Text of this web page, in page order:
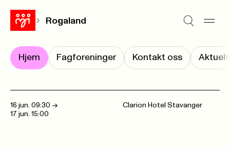
Rogaland
Hjem Fagforeninger Kontakt oss Aktuelt
16 jun. 09:30 ->
17 jun. 15:00
Clarion Hotel Stavanger